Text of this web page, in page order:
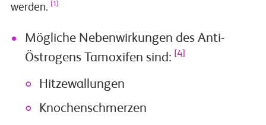
werden.
[1]
Mögliche Nebenwirkungen des Anti-
Östrogens Tamoxifen sind: [4]
Hitzewallungen
Knochenschmerzen